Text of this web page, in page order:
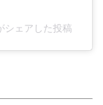
ェアした投稿